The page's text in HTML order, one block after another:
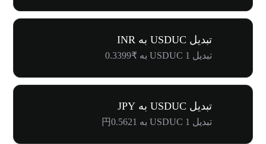
تبدیل USDUC به INR
تبدیل 1 USDUC به ₹0.3399
تبدیل USDUC به JPY
تبدیل 1 USDUC به 円0.5621